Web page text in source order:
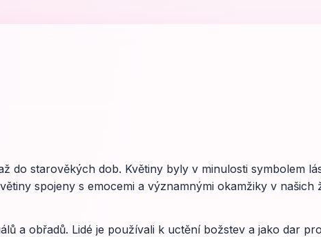
do starověkých dob. Květiny byly v minulosti symbolem
spojeny s emocemi a významnými okamžiky v našich
a obřadů. Lidé je používali k uctění božstev a jako dar